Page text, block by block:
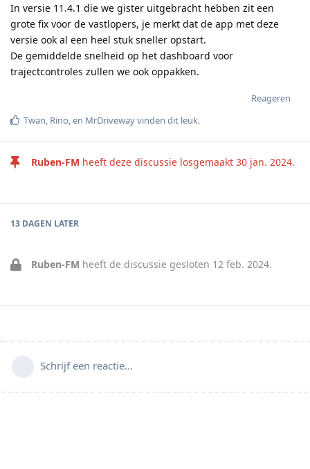
In versie 11.4.1 die we gister uitgebracht hebben zit een
grote fix voor de vastlopers, je merkt dat de app met deze
versie ook al een heel stuk sneller opstart.
De gemiddelde snelheid op het dashboard voor
trajectcontroles zullen we ook oppakken.
Reageren
Twan, Rino, en MrDrivewayvinden dit leuk.
Ruben-FM heeft deze discussie losgemaakt 30 jan. 2024.
13 DAGEN LATER
Ruben-FM heeft de discussie gesloten 12 feb. 2024.
Schrijf een reactie...